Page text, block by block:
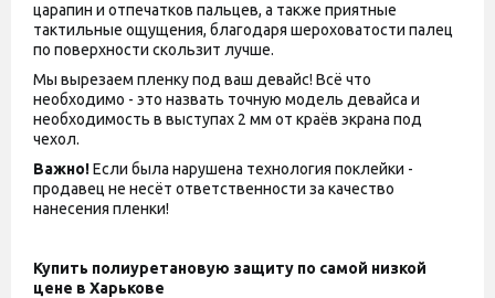
царапин и отпечатков пальцев, а также приятные
тактильные ощущения, благодаря шероховатости палец
по поверхности скользит лучше.
Мы вырезаем пленку под ваш девайс! Всё что
необходимо - это назвать точную модель девайса и
необходимость в выступах 2 мм от краёв экрана под
чехол.
Важно!Если была нарушена технология поклейки -
продавец не несёт ответственности за качество
нанесения пленки!
Купить полиуретановую защиту по самой низкой
цене в Харькове